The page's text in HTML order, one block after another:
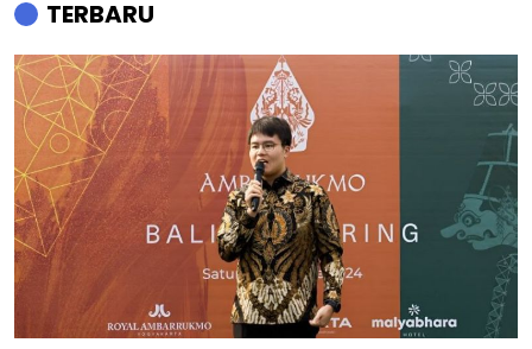
TERBARU